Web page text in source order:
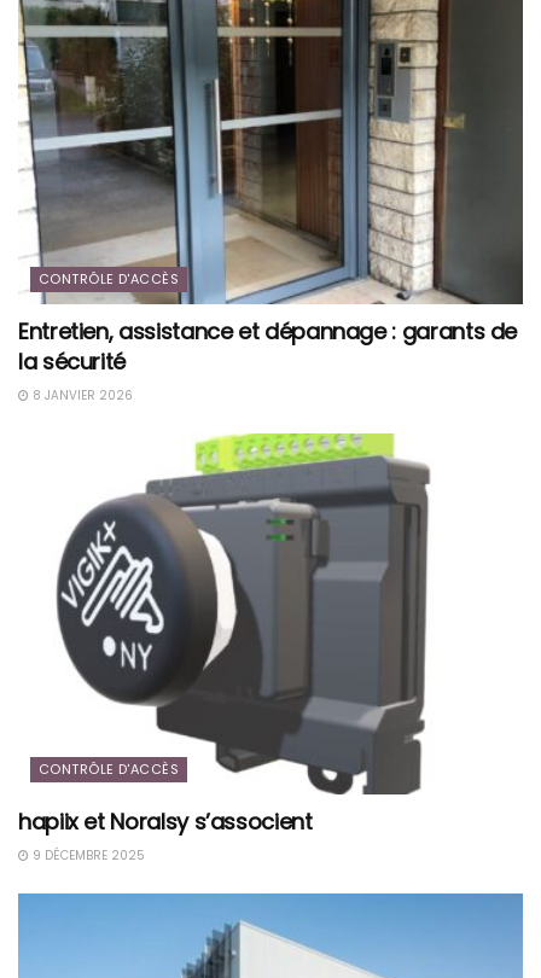
CONTRÔLE D'ACCÈS
Entretien, assistance et dépannage : garants de
la sécurité
8 JANVIER 2026
CONTRÔLE D'ACCÈS
hapiix et Noralsy s’associent
9 DÉCEMBRE 2025